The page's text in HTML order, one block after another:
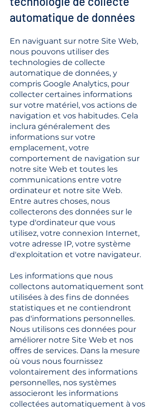
automatique de données
En naviguant sur notre Site Web,
nous pouvons utiliser des
technologies de collecte
automatique de données, y
compris Google Analytics, pour
collecter certaines informations
sur votre matériel, vos actions de
navigation et vos habitudes. Cela
inclura généralement des
informations sur votre
emplacement, votre
comportement de navigation sur
notre site Web et toutes les
communications entre votre
ordinateur et notre site Web.
Entre autres choses, nous
collecterons des données sur le
type d'ordinateur que vous
utilisez, votre connexion Internet,
votre adresse IP, votre système
d'exploitation et votre navigateur.
Les informations que nous
collectons automatiquement sont
utilisées à des fins de données
statistiques et ne contiendront
pas d'informations personnelles.
Nous utilisons ces données pour
améliorer notre Site Web et nos
offres de services. Dans la mesure
où vous nous fournissez
volontairement des informations
personnelles, nos systèmes
associeront les informations
collectées automatiquement à vos